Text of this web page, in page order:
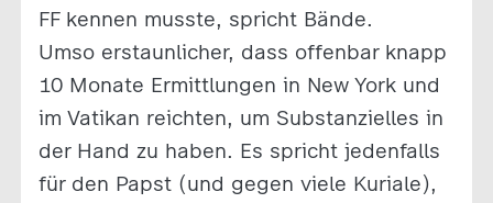
FF kennen musste, spricht Bände.
Umso erstaunlicher, dass offenbar knapp
10 Monate Ermittlungen in New York und
im Vatikan reichten, um Substanzielles in
der Hand zu haben. Es spricht jedenfalls
für den Papst (und gegen viele Kuriale),